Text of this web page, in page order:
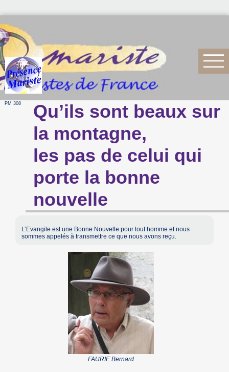
PM 308
Qu’ils sont beaux sur
la montagne,
les pas de celui qui
porte la bonne
nouvelle
L’Evangile est une Bonne Nouvelle pour tout homme et nous
sommes appelés à transmettre ce que nous avons reçu.
FAURIE Bernard